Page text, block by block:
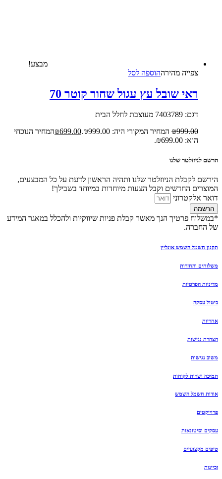
מבצע!
צפייה‬ ‫מהירה‬הוספה לסל
ראי שובל עץ עגול שחור קוטר 70
דגם: 7403789 מעוצבת לחלל הבית
₪999.00 המחיר המקורי היה: ₪999.00. ₪699.00
המחיר הנוכחי
הוא: ₪699.00.
הרשם לניוזלטר שלנו
הירשם לקבלת הניוזלטר שלנו ותהיה הראשון לדעת על כל המבצעים,
המוצרים החדשים וקבל הצעות מיוחדות במיוחד בשבילך!
דואר אלקטרוני
הרשמה
*במשלוח פרטיך הנך מאשר קבלת פניות שיווקיות ולהכלל במאגר המידע
של החברה.
תקנון חשמל השמש אונליין
משלוחים והחזרות
מדיניות הפרטיות
ביטול עסקה
אחריות
הצהרת נגישות
משוב נגישות
תמיכה ושרות לקוחות
אודות חשמל השמש
פרוייקטים
עסקים וסיטונאות
טיפים מקצועיים
זכיינות